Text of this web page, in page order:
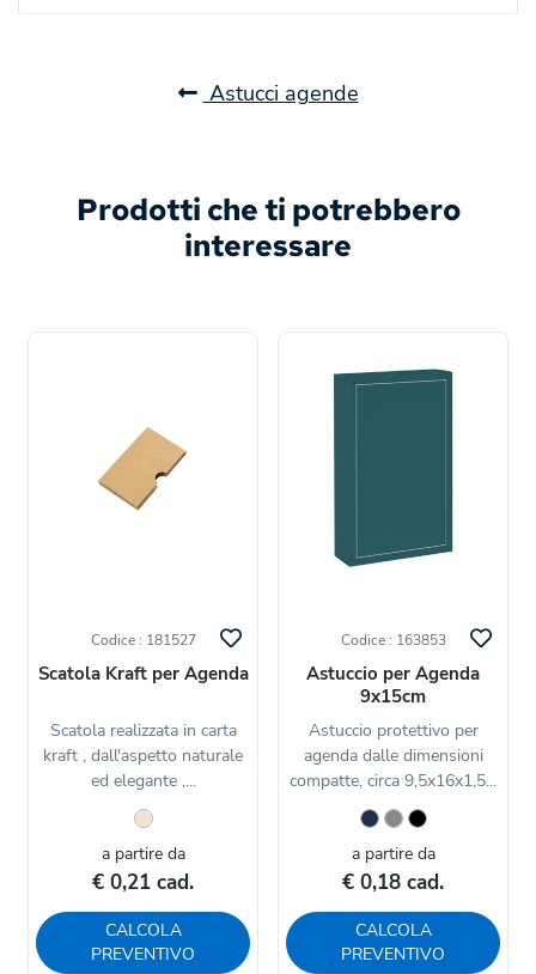
Astucci agende
Prodotti che ti potrebbero
interessare
Codice : 181527
Scatola Kraft per Agenda
Scatola realizzata in carta
kraft , dall'aspetto naturale
ed elegante ,...
a partire da
€ 0,21 cad.
CALCOLA
PREVENTIVO
Codice : 163853
Astuccio per Agenda
9x15cm
Astuccio protettivo per
agenda dalle dimensioni
compatte, circa 9,5x16x1,5...
a partire da
€ 0,18 cad.
CALCOLA
PREVENTIVO